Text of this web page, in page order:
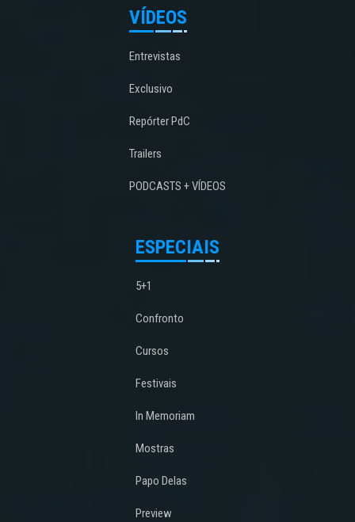
VÍDEOS
Entrevistas
Exclusivo
Repórter PdC
Trailers
PODCASTS + VÍDEOS
ESPECIAIS
5+1
Confronto
Cursos
Festivais
In Memoriam
Mostras
Papo Delas
Preview